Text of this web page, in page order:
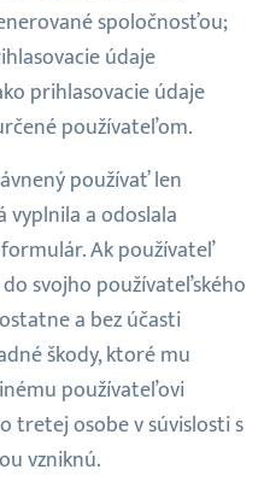
spoločnosťou;
údaje
prihlasovacie údaje
používateľom.
používať len
a odoslala
Ak používateľ
svojho používateľského
a bez účasti
škody, ktoré mu
používateľovi
tretej osobe v súvislosti s
vzniknú.